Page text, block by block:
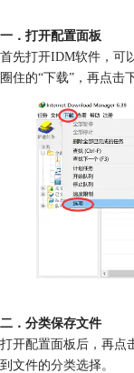
一．打开配置面板
首先打开IDM软件，可
圈住的“下载”，再点击
二．分类保存文件
打开配置面板后，再点
到文件的分类选择。